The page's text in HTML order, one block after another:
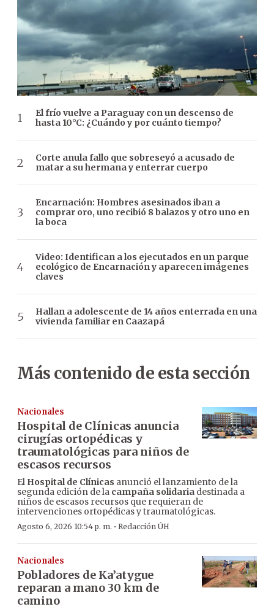
El frío vuelve a Paraguay con un descenso de
hasta 10°C: ¿Cuándo y por cuánto tiempo?
Corte anula fallo que sobreseyó a acusado de
matar a su hermana y enterrar cuerpo
Encarnación: Hombres asesinados iban a
comprar oro, uno recibió 8 balazos y otro uno en
la boca
Video: Identifican a los ejecutados en un parque
ecológico de Encarnación y aparecen imágenes
claves
Hallan a adolescente de 14 años enterrada en una
vivienda familiar en Caazapá
Más contenido de esta sección
Nacionales
Hospital de Clínicas anuncia
cirugías ortopédicas y
traumatológicas para niños de
escasos recursos
El Hospital de Clínicas anunció el lanzamiento de la
segunda edición de la campaña solidaria destinada a
niños de escasos recursos que requieran de
intervenciones ortopédicas y traumatológicas.
Agosto 6, 2026 10:54 p. m. · Redacción ÚH
Nacionales
Pobladores de Ka’atygue
reparan a mano 30 km de
camino